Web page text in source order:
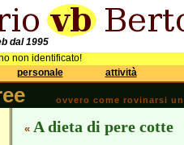
dal 1995
non identificato!
personale attività
ovvero come rovinarsi
« A dieta di pere cotte